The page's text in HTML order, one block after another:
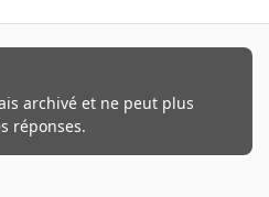
archivé et ne peut plus
réponses.